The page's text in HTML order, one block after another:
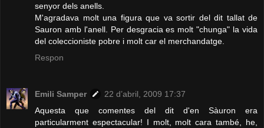
senyor dels anells.
M'agradava molt una figura que va sortir del dit tallat de
Sauron amb l'anell. Per desgracia es molt "chunga" la vida
del coleccioniste pobre i molt car el merchandatge.
Respon
Emili Samper
22 d’abril, 2009 17:37
Aquesta que comentes del dit d'en Sàuron era
particularment espectacular! I molt, molt cara també, he,